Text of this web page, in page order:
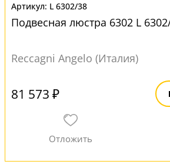
L 6302/38
Подвесная люстра 6302 L
Reccagni Angelo (Италия)
81 573 ₽